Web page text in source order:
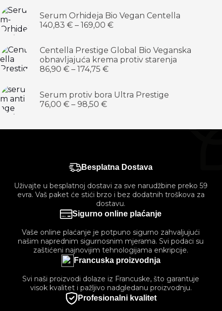
Serum Orhideja Bio Vegan Centella
140,83 € – 169,00 €
Centella Prestige Global Bio Veganska
obnavljajuća krema protiv starenja
86,90 € – 174,75 €
Serum protiv bora Ultra Prestige
76,00 € – 98,50 €
Besplatna Dostava
Uživajte u besplatnoj dostavi za sve narudžbine preko 59
evra. Vaš paket će stići brzo i bez dodatnih troškova za
dostavu.
Sigurno online plaćanje
Vaše online plaćanje je potpuno sigurno zahvaljujući
našim naprednim sigurnosnim mjerama. Svi podaci su
zaštićeni najnovijim tehnologijama enkripcije.
Francuska proizvodnja
Svi naši proizvodi dolaze iz Francuske, što garantuje
visok kvalitet i pažljivo nadgledanu proizvodnju.
Profesionalni kvalitet